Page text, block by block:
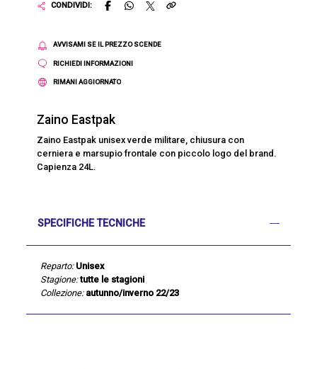
CONDIVIDI:
AVVISAMI SE IL PREZZO SCENDE
RICHIEDI INFORMAZIONI
RIMANI AGGIORNATO
Zaino Eastpak
Zaino Eastpak unisex verde militare, chiusura con
cerniera e marsupio frontale con piccolo logo del brand.
Capienza 24L.
SPECIFICHE TECNICHE
Reparto: Unisex
Stagione: tutte le stagioni
Collezione: autunno/inverno 22/23